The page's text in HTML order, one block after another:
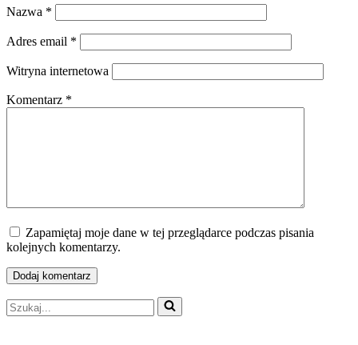
Nazwa *
Adres email *
Witryna internetowa
Komentarz *
Zapamiętaj moje dane w tej przeglądarce podczas pisania
kolejnych komentarzy.
Szukaj...